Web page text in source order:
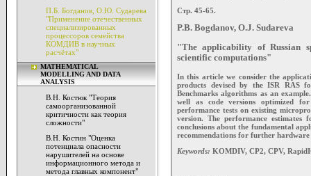
П.Б. Богданов, О.Ю. Сударева
"Применение отечественных
специализированных
процессоров семейства
КОМДИВ в научных
расчётах"
MATHEMATICAL
MODELLING AND DATA
ANALYSIS
В.Н. Костюк "Теория
самоорганизованной
критичности как теория
сложности"
В.Н. Костин "Оценка
потенциала опасности
нарушителей на основе
информационного метода и
метода главных компонент"
Стр. 45-65.
P.B. Bogdanov, O.J. Sudareva
"The applicability of Russian
scientific computations"
In this article we consider the
products devised by the ISR RAS
Benchmarks algorithms as an
well as code versions optimized
performance tests on existing
version. The performance
conclusions about the fundamental
recommendations for further
Keywords: KOMDIV, CP2, CPV,